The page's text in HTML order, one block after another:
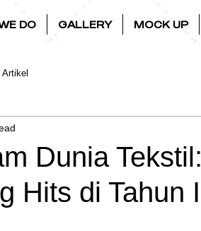
DO GALLERY MOCK UP
Artikel
Dunia
Hits di Tahun